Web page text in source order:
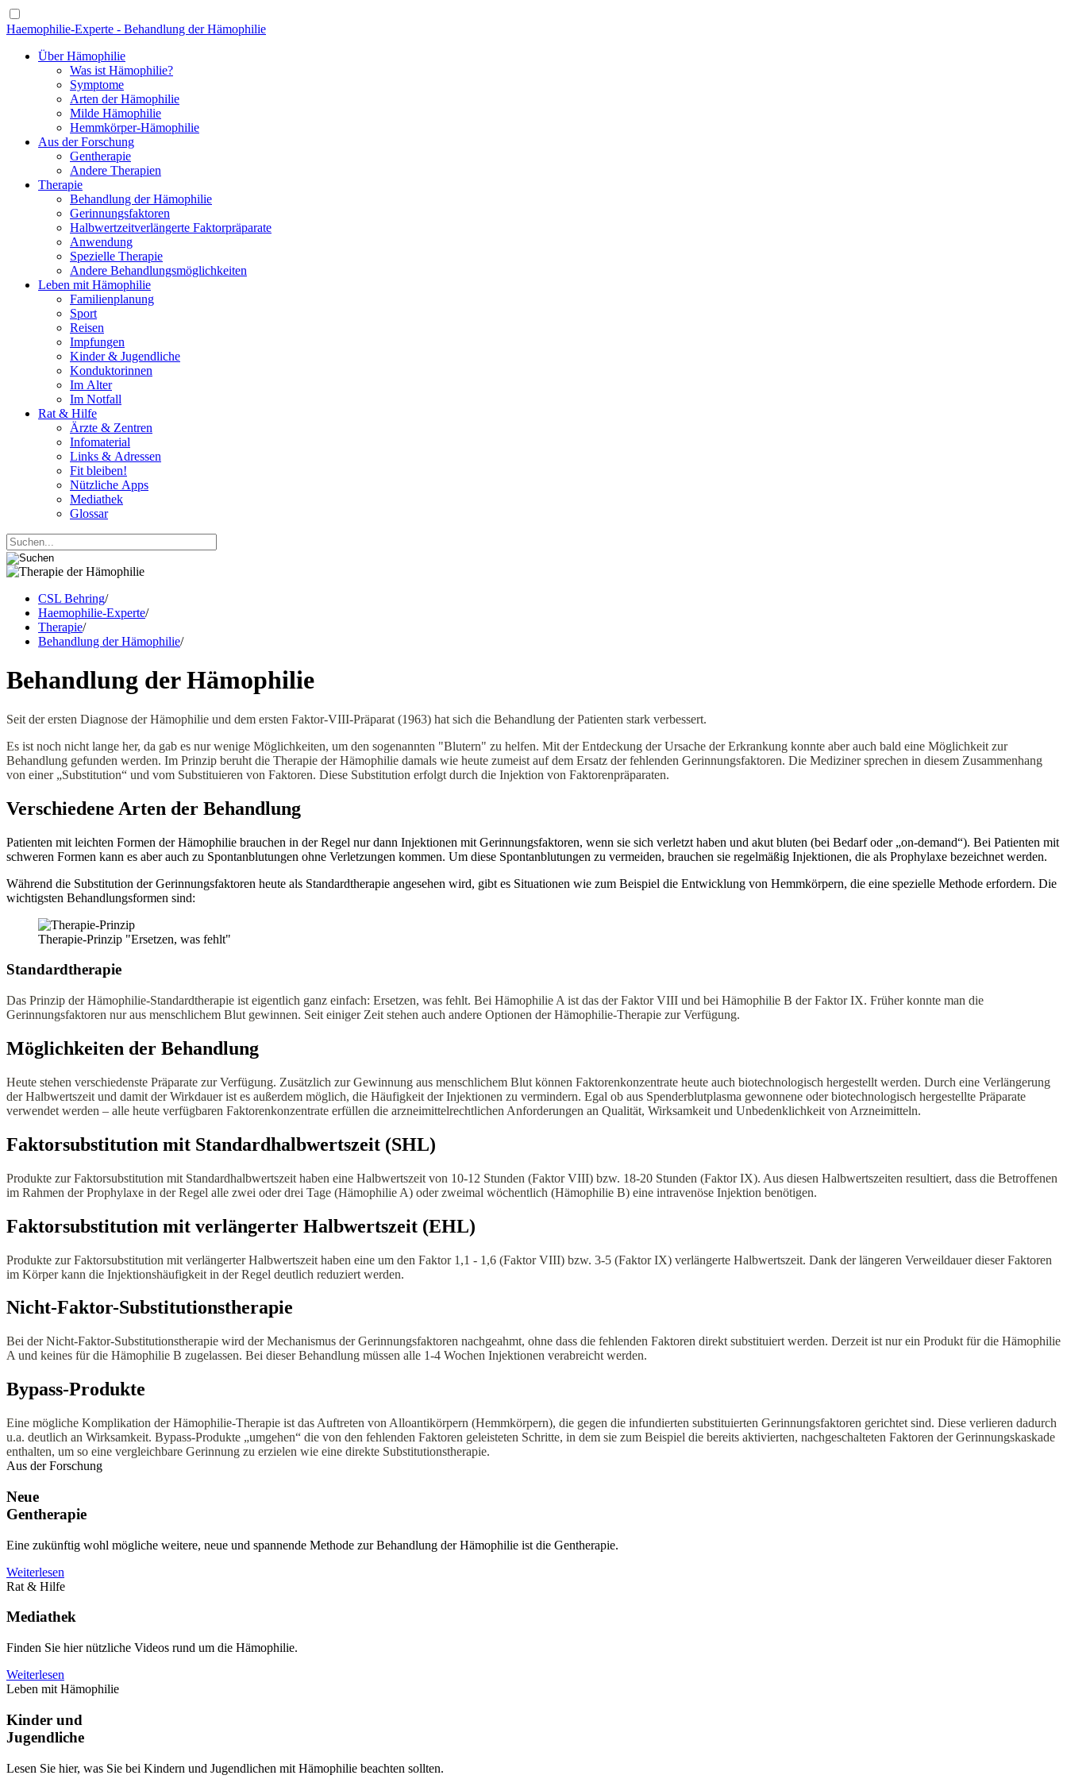
Haemophilie-Experte - Behandlung der Hämophilie
Über Hämophilie
Was ist Hämophilie?
Symptome
Arten der Hämophilie
Milde Hämophilie
Hemmkörper-Hämophilie
Aus der Forschung
Gentherapie
Andere Therapien
Therapie
Behandlung der Hämophilie
Gerinnungsfaktoren
Halbwertzeitverlängerte Faktorpräparate
Anwendung
Spezielle Therapie
Andere Behandlungsmöglichkeiten
Leben mit Hämophilie
Familienplanung
Sport
Reisen
Impfungen
Kinder & Jugendliche
Konduktorinnen
Im Alter
Im Notfall
Rat & Hilfe
Ärzte & Zentren
Infomaterial
Links & Adressen
Fit bleiben!
Nützliche Apps
Mediathek
Glossar
CSL Behring/
Haemophilie-Experte/
Therapie/
Behandlung der Hämophilie/
Behandlung der Hämophilie
Seit der ersten Diagnose der Hämophilie und dem ersten Faktor-VIII-Präparat (1963) hat sich die Behandlung der Patienten stark verbessert.
Es ist noch nicht lange her, da gab es nur wenige Möglichkeiten, um den sogenannten "Blutern" zu helfen. Mit der Entdeckung der Ursache der Erkrankung konnte aber auch bald eine Möglichkeit zur
Behandlung gefunden werden. Im Prinzip beruht die Therapie der Hämophilie damals wie heute zumeist auf dem Ersatz der fehlenden Gerinnungsfaktoren. Die Mediziner sprechen in diesem Zusammenhang
von einer „Substitution“ und vom Substituieren von Faktoren. Diese Substitution erfolgt durch die Injektion von Faktorenpräparaten.
Verschiedene Arten der Behandlung
Patienten mit leichten Formen der Hämophilie brauchen in der Regel nur dann Injektionen mit Gerinnungsfaktoren, wenn sie sich verletzt haben und akut bluten (bei Bedarf oder „on-demand“). Bei Patienten mit
schweren Formen kann es aber auch zu Spontanblutungen ohne Verletzungen kommen. Um diese Spontanblutungen zu vermeiden, brauchen sie regelmäßig Injektionen, die als Prophylaxe bezeichnet werden.
Während die Substitution der Gerinnungsfaktoren heute als Standardtherapie angesehen wird, gibt es Situationen wie zum Beispiel die Entwicklung von Hemmkörpern, die eine spezielle Methode erfordern. Die
wichtigsten Behandlungsformen sind:
Therapie-Prinzip "Ersetzen, was fehlt"
Standardtherapie
Das Prinzip der Hämophilie-Standardtherapie ist eigentlich ganz einfach: Ersetzen, was fehlt. Bei Hämophilie A ist das der Faktor VIII und bei Hämophilie B der Faktor IX. Früher konnte man die
Gerinnungsfaktoren nur aus menschlichem Blut gewinnen. Seit einiger Zeit stehen auch andere Optionen der Hämophilie-Therapie zur Verfügung.
Möglichkeiten der Behandlung
Heute stehen verschiedenste Präparate zur Verfügung. Zusätzlich zur Gewinnung aus menschlichem Blut können Faktorenkonzentrate heute auch biotechnologisch hergestellt werden. Durch eine Verlängerung
der Halbwertszeit und damit der Wirkdauer ist es außerdem möglich, die Häufigkeit der Injektionen zu vermindern. Egal ob aus Spenderblutplasma gewonnene oder biotechnologisch hergestellte Präparate
verwendet werden – alle heute verfügbaren Faktorenkonzentrate erfüllen die arzneimittelrechtlichen Anforderungen an Qualität, Wirksamkeit und Unbedenklichkeit von Arzneimitteln.
Faktorsubstitution mit Standardhalbwertszeit (SHL)
Produkte zur Faktorsubstitution mit Standardhalbwertszeit haben eine Halbwertszeit von 10-12 Stunden (Faktor VIII) bzw. 18-20 Stunden (Faktor IX). Aus diesen Halbwertszeiten resultiert, dass die Betroffenen
im Rahmen der Prophylaxe in der Regel alle zwei oder drei Tage (Hämophilie A) oder zweimal wöchentlich (Hämophilie B) eine intravenöse Injektion benötigen.
Faktorsubstitution mit verlängerter Halbwertszeit (EHL)
Produkte zur Faktorsubstitution mit verlängerter Halbwertszeit haben eine um den Faktor 1,1 - 1,6 (Faktor VIII) bzw. 3-5 (Faktor IX) verlängerte Halbwertszeit. Dank der längeren Verweildauer dieser Faktoren
im Körper kann die Injektionshäufigkeit in der Regel deutlich reduziert werden.
Nicht-Faktor-Substitutionstherapie
Bei der Nicht-Faktor-Substitutionstherapie wird der Mechanismus der Gerinnungsfaktoren nachgeahmt, ohne dass die fehlenden Faktoren direkt substituiert werden. Derzeit ist nur ein Produkt für die Hämophilie
A und keines für die Hämophilie B zugelassen. Bei dieser Behandlung müssen alle 1-4 Wochen Injektionen verabreicht werden.
Bypass-Produkte
Eine mögliche Komplikation der Hämophilie-Therapie ist das Auftreten von Alloantikörpern (Hemmkörpern), die gegen die infundierten substituierten Gerinnungsfaktoren gerichtet sind. Diese verlieren dadurch
u.a. deutlich an Wirksamkeit. Bypass-Produkte „umgehen“ die von den fehlenden Faktoren geleisteten Schritte, in dem sie zum Beispiel die bereits aktivierten, nachgeschalteten Faktoren der Gerinnungskaskade
enthalten, um so eine vergleichbare Gerinnung zu erzielen wie eine direkte Substitutionstherapie.
Aus der Forschung
Neue
Gentherapie
Eine zukünftig wohl mögliche weitere, neue und spannende Methode zur Behandlung der Hämophilie ist die Gentherapie.
Weiterlesen
Rat & Hilfe
Mediathek
Finden Sie hier nützliche Videos rund um die Hämophilie.
Weiterlesen
Leben mit Hämophilie
Kinder und
Jugendliche
Lesen Sie hier, was Sie bei Kindern und Jugendlichen mit Hämophilie beachten sollten.